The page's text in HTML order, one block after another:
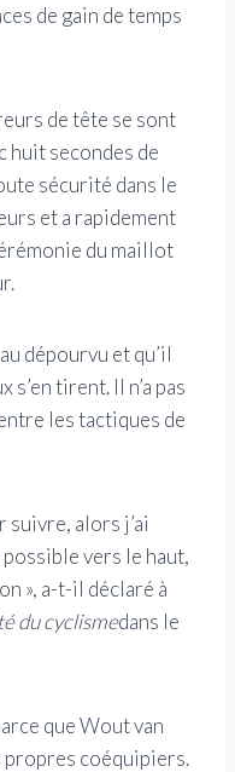
de gain de temps
de tête se sont
huit secondes de
sécurité dans le
et a rapidement
du maillot
dépourvu et qu’il
s’en tirent. Il n’a pas
les tactiques de
suivre, alors j’ai
vers le haut,
», a-t-il déclaré à
du cyclismedans le
que Wout van
propres coéquipiers.